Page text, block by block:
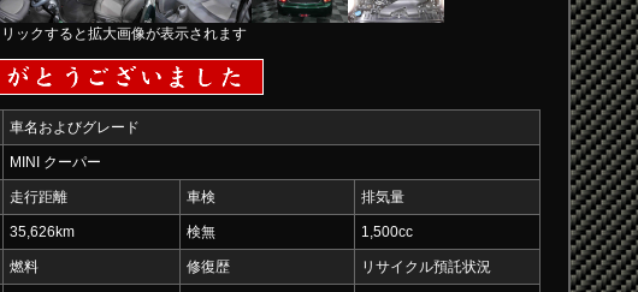
ックすると拡大画像が表示されます
車名およびグレード
MINI クーパー
走行距離 車検 排気量
35,626km 検無 1,500cc
燃料 修復歴 リサイクル預託状況